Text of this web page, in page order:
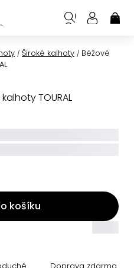
/ Široké kalhoty / Béžové
TOURAL
košíku